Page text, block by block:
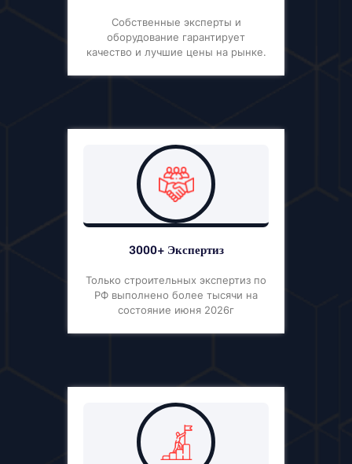
Собственные эксперты и
оборудование гарантирует
качество и лучшие цены на рынке.
3000+ Экспертиз
Только строительных экспертиз по
РФ выполнено более тысячи на
состояние июня 2026г